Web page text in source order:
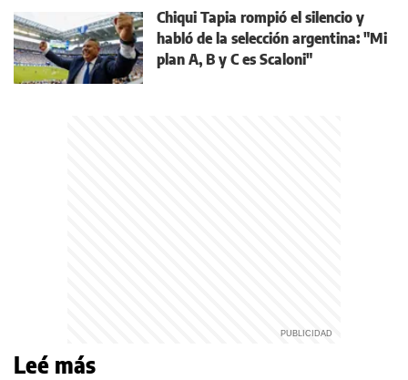
Chiqui Tapia rompió el silencio y
habló de la selección argentina: "Mi
plan A, B y C es Scaloni"
Leé más